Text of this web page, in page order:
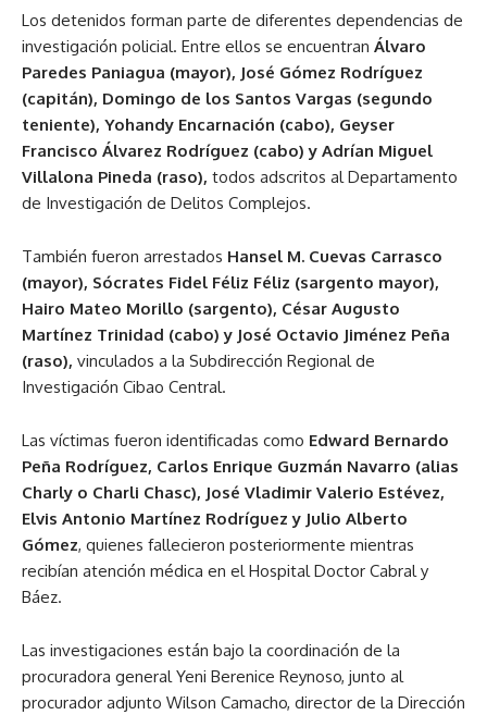
Los detenidos forman parte de diferentes dependencias de
investigación policial. Entre ellos se encuentran Álvaro
Paredes Paniagua (mayor), José Gómez Rodríguez
(capitán), Domingo de los Santos Vargas (segundo
teniente), Yohandy Encarnación (cabo), Geyser
Francisco Álvarez Rodríguez (cabo) y Adrían Miguel
Villalona Pineda (raso), todos adscritos al Departamento
de Investigación de Delitos Complejos.
También fueron arrestados Hansel M. Cuevas Carrasco
(mayor), Sócrates Fidel Féliz Féliz (sargento mayor),
Hairo Mateo Morillo (sargento), César Augusto
Martínez Trinidad (cabo) y José Octavio Jiménez Peña
(raso), vinculados a la Subdirección Regional de
Investigación Cibao Central.
Las víctimas fueron identificadas como Edward Bernardo
Peña Rodríguez, Carlos Enrique Guzmán Navarro (alias
Charly o Charli Chasc), José Vladimir Valerio Estévez,
Elvis Antonio Martínez Rodríguez y Julio Alberto
Gómez, quienes fallecieron posteriormente mientras
recibían atención médica en el Hospital Doctor Cabral y
Báez.
Las investigaciones están bajo la coordinación de la
procuradora general Yeni Berenice Reynoso, junto al
procurador adjunto Wilson Camacho, director de la Dirección